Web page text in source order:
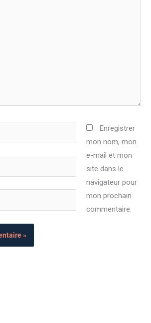
Enregistrer
mon nom, mon
e-mail et mon
site dans le
navigateur pour
mon prochain
commentaire.